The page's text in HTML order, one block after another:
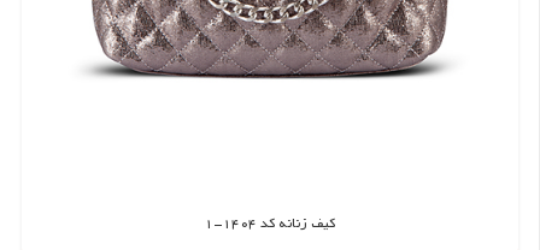
کیف زنانه کد 1404-1
اطلاعات بیشتر